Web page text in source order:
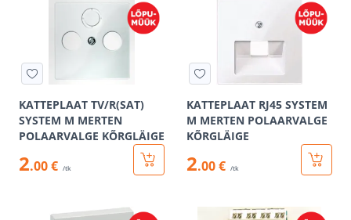
KATTEPLAAT TV/R(SAT)
SYSTEM M MERTEN
POLAARVALGE KÕRGLÄIGE
2.00 € /tk
KATTEPLAAT RJ45 SYSTEM
M MERTEN POLAARVALGE
KÕRGLÄIGE
2.00 € /tk